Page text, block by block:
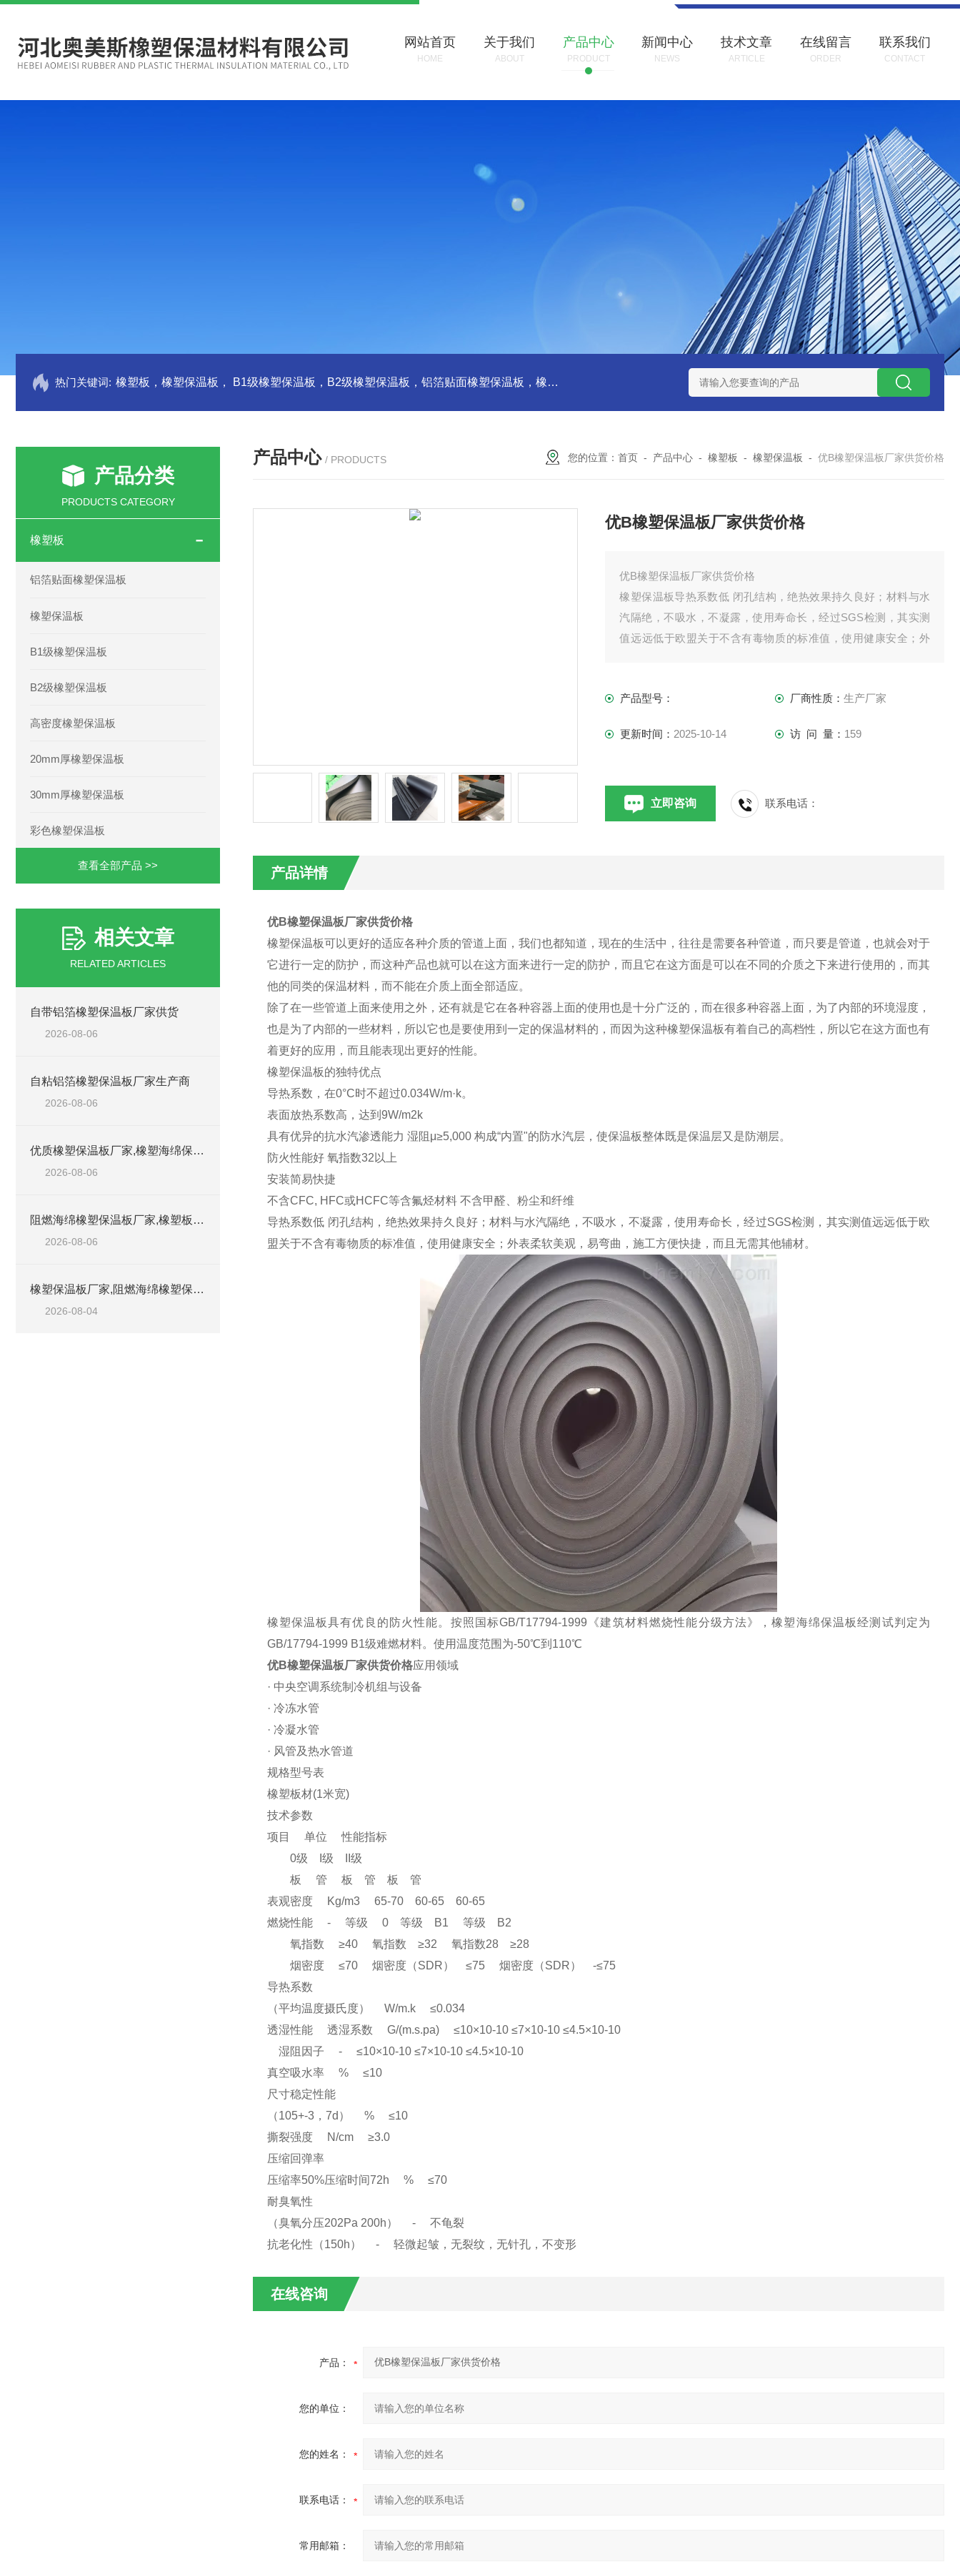
网站首页
HOME
关于我们
ABOUT
产品中心
PRODUCT
新闻中心
NEWS
技术文章
ARTICLE
在线留言
ORDER
联系我们
CONTACT
热门关键词: 橡塑板，橡塑保温板， B1级橡塑保温板，B2级橡塑保温板，铝箔贴面橡塑保温板，橡塑保温管，管道橡塑管
产品分类
PRODUCTS CATEGORY
橡塑板
铝箔贴面橡塑保温板
橡塑保温板
B1级橡塑保温板
B2级橡塑保温板
高密度橡塑保温板
20mm厚橡塑保温板
30mm厚橡塑保温板
彩色橡塑保温板
查看全部产品 >>
相关文章
RELATED ARTICLES
自带铝箔橡塑保温板厂家供货
2026-08-06
自粘铝箔橡塑保温板厂家生产商
2026-08-06
优质橡塑保温板厂家,橡塑海绵保温材料供货商
2026-08-06
阻燃海绵橡塑保温板厂家,橡塑板厂家销售点
2026-08-06
橡塑保温板厂家,阻燃海绵橡塑保温板厂家出售
2026-08-04
产品中心 / PRODUCTS 您的位置： 首页 - 产品中心 - 橡塑板 - 橡塑保温板 - 优B橡塑保温板厂家供货价格
优B橡塑保温板厂家供货价格
优B橡塑保温板厂家供货价格
橡塑保温板导热系数低 闭孔结构，绝热效果持久良好；材料与水
汽隔绝，不吸水，不凝露，使用寿命长，经过SGS检测，其实测
值远远低于欧盟关于不含有毒物质的标准值，使用健康安全；外
产品型号： 厂商性质： 生产厂家
更新时间： 2025-10-14 访 问 量： 159
立即咨询 联系电话：
产品详情
优B橡塑保温板厂家供货价格
橡塑保温板可以更好的适应各种介质的管道上面，我们也都知道，现在的生活中，往往是需要各种管道，而只要是管道，也就会对于
它进行一定的防护，而这种产品也就可以在这方面来进行一定的防护，而且它在这方面是可以在不同的介质之下来进行使用的，而其
他的同类的保温材料，而不能在介质上面全部适应。
除了在一些管道上面来使用之外，还有就是它在各种容器上面的使用也是十分广泛的，而在很多种容器上面，为了内部的环境湿度，
也是为了内部的一些材料，所以它也是要使用到一定的保温材料的，而因为这种橡塑保温板有着自己的高档性，所以它在这方面也有
着更好的应用，而且能表现出更好的性能。
橡塑保温板的独特优点
导热系数，在0°C时不超过0.034W/m·k。
表面放热系数高，达到9W/m2k
具有优异的抗水汽渗透能力 湿阻μ≥5,000 构成“内置"的防水汽层，使保温板整体既是保温层又是防潮层。
防火性能好 氧指数32以上
安装简易快捷
不含CFC, HFC或HCFC等含氟烃材料 不含甲醛、粉尘和纤维
导热系数低 闭孔结构，绝热效果持久良好；材料与水汽隔绝，不吸水，不凝露，使用寿命长，经过SGS检测，其实测值远远低于欧
盟关于不含有毒物质的标准值，使用健康安全；外表柔软美观，易弯曲，施工方便快捷，而且无需其他辅材。
橡塑保温板具有优良的防火性能。按照国标GB/T17794-1999《建筑材料燃烧性能分级方法》，橡塑海绵保温板经测试判定为
GB/17794-1999 B1级难燃材料。使用温度范围为-50℃到110℃
优B橡塑保温板厂家供货价格应用领域
· 中央空调系统制冷机组与设备
· 冷冻水管
· 冷凝水管
· 风管及热水管道
规格型号表
橡塑板材(1米宽)
技术参数
项目 单位 性能指标
0级 I级 II级
板 管 板 管 板 管
表观密度 Kg/m3 65-70 60-65 60-65
燃烧性能 - 等级 0 等级 B1 等级 B2
氧指数 ≥40 氧指数 ≥32 氧指数28 ≥28
烟密度 ≤70 烟密度（SDR） ≤75 烟密度（SDR） -≤75
导热系数
（平均温度摄氏度） W/m.k ≤0.034
透湿性能 透湿系数 G/(m.s.pa) ≤10×10-10 ≤7×10-10 ≤4.5×10-10
湿阻因子 - ≤10×10-10 ≤7×10-10 ≤4.5×10-10
真空吸水率 % ≤10
尺寸稳定性能
（105+-3，7d） % ≤10
撕裂强度 N/cm ≥3.0
压缩回弹率
压缩率50%压缩时间72h % ≤70
耐臭氧性
（臭氧分压202Pa 200h） - 不龟裂
抗老化性（150h） - 轻微起皱，无裂纹，无针孔，不变形
在线咨询
产品：
您的单位：
您的姓名：
联系电话：
常用邮箱：